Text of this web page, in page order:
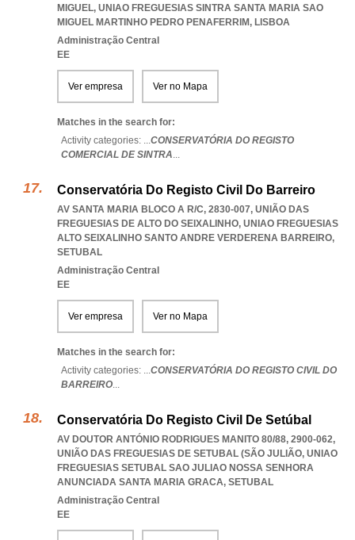
MIGUEL, UNIAO FREGUESIAS SINTRA SANTA MARIA SAO
MIGUEL MARTINHO PEDRO PENAFERRIM, LISBOA
Administração Central
EE
Ver empresa Ver no Mapa
Matches in the search for:
Activity categories: ...CONSERVATÓRIA DO REGISTO
COMERCIAL DE SINTRA...
Conservatória Do Registo Civil Do Barreiro
AV SANTA MARIA BLOCO A R/C, 2830-007, UNIÃO DAS
FREGUESIAS DE ALTO DO SEIXALINHO, UNIAO FREGUESIAS
ALTO SEIXALINHO SANTO ANDRE VERDERENA BARREIRO,
SETUBAL
Administração Central
EE
Ver empresa Ver no Mapa
Matches in the search for:
Activity categories: ...CONSERVATÓRIA DO REGISTO CIVIL DO
BARREIRO...
Conservatória Do Registo Civil De Setúbal
AV DOUTOR ANTÓNIO RODRIGUES MANITO 80/88, 2900-062,
UNIÃO DAS FREGUESIAS DE SETUBAL (SÃO JULIÃO, UNIAO
FREGUESIAS SETUBAL SAO JULIAO NOSSA SENHORA
ANUNCIADA SANTA MARIA GRACA, SETUBAL
Administração Central
EE